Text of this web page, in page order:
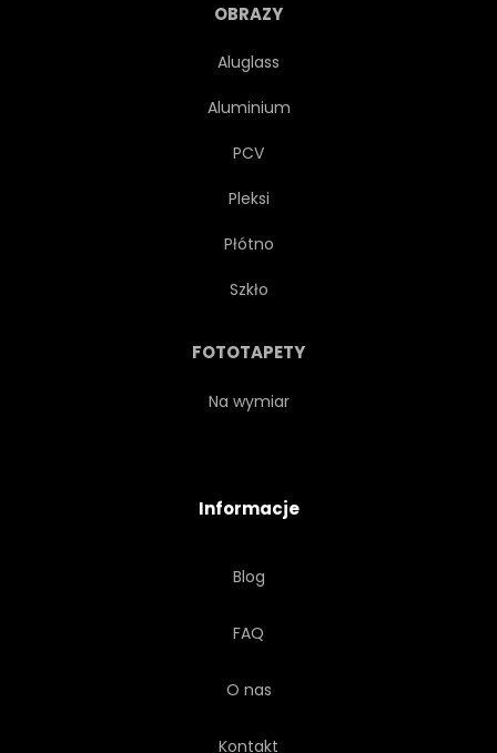
OBRAZY
Aluglass
Aluminium
PCV
Pleksi
Płótno
Szkło
FOTOTAPETY
Na wymiar
Informacje
Blog
FAQ
O nas
Kontakt